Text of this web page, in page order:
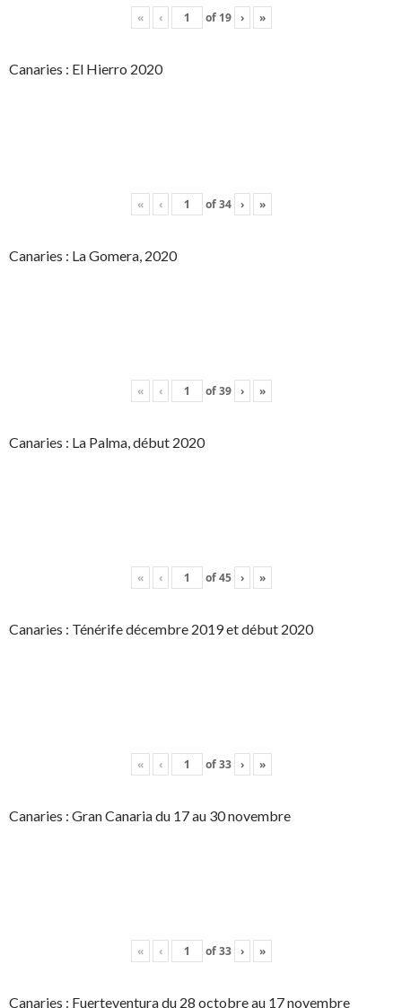
« ‹ of 19 › »
Canaries : El Hierro 2020
« ‹ of34 › »
Canaries : La Gomera, 2020
« ‹ of39 › »
Canaries : La Palma, début 2020
« ‹ of45 › »
Canaries : Ténérife décembre 2019 et début 2020
« ‹ of33 › »
Canaries : Gran Canaria du 17 au 30 novembre
« ‹ of33 › »
Canaries : Fuerteventura du 28 octobre au 17 novembre